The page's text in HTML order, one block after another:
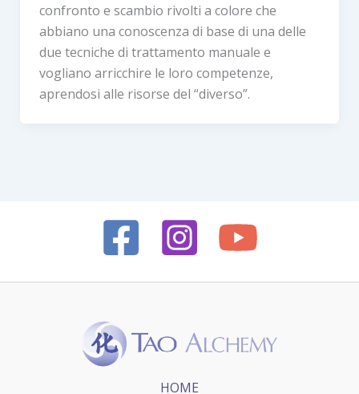
confronto e scambio rivolti a colore che
abbiano una conoscenza di base di una delle
due tecniche di trattamento manuale e
vogliano arricchire le loro competenze,
aprendosi alle risorse del “diverso”.
HOME